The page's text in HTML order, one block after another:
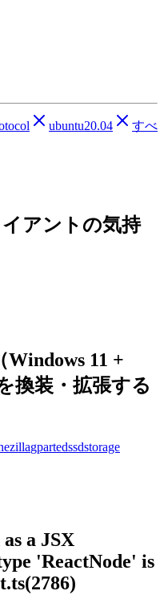
ubuntu20.04
すべ
アントの気持
11 +
換装・拡張する
gpartedssdstorage
a JSX
'ReactNode' is